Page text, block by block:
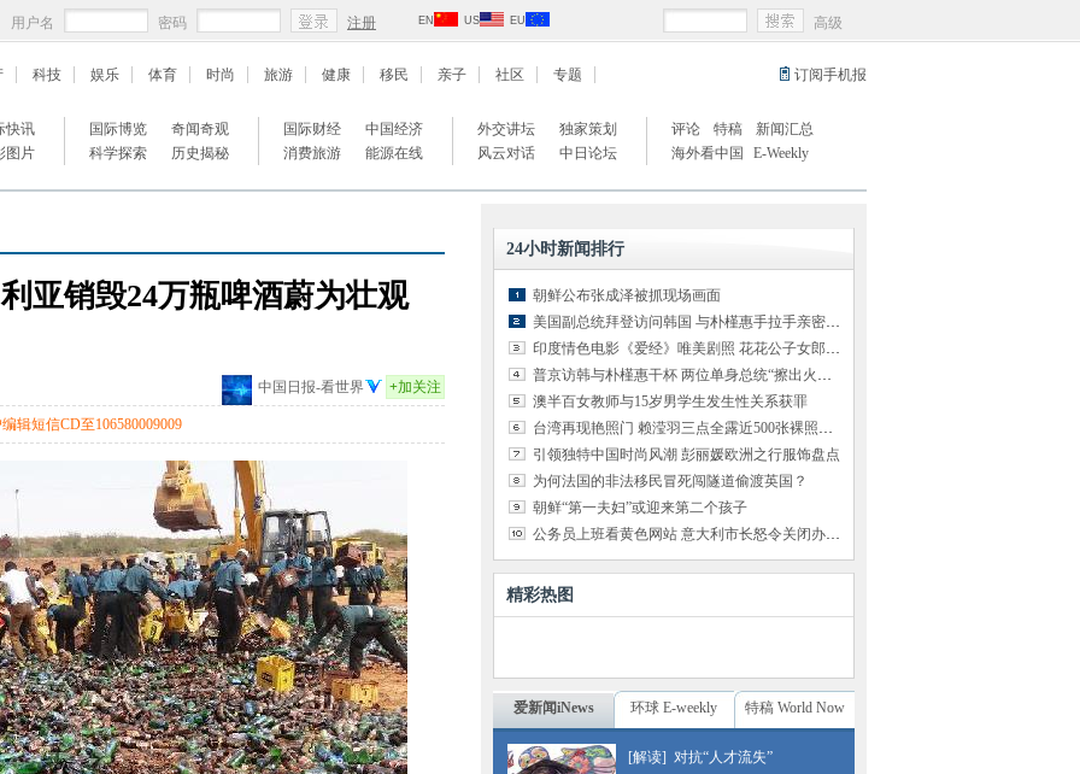
用户名 密码 注册 EN US EU 高级
订阅手机报
科技 娱乐 体育 时尚 旅游 健康 移民 亲子 社区 专题
快讯
图片
国际博览
奇闻奇观
科学探索
历史揭秘
国际财经
中国经济
消费旅游
能源在线
外交讲坛
独家策划
风云对话
中日论坛
评论 特稿
新闻汇总
海外看中国
E-Weekly
亚销毁24万瓶啤酒蔚为壮观
中国日报-看世界 +加关注
辑短信CD至106580009009
24小时新闻排行
朝鲜公布张成泽被抓现场画面
美国副总统拜登访问韩国 与朴槿惠手拉手亲密交谈
印度情色电影《爱经》唯美剧照 花花公子女郎出演
普京访韩与朴槿惠干杯 两位单身总统“擦出火花”（组图）
澳半百女教师与15岁男学生发生性关系获罪
台湾再现艳照门 赖滢羽三点全露近500张裸照外泄
引领独特中国时尚风潮 彭丽媛欧洲之行服饰盘点
为何法国的非法移民冒死闯隧道偷渡英国？
朝鲜“第一夫妇”或迎来第二个孩子
公务员上班看黄色网站 意大利市长怒令关闭办公室网络
精彩热图
爱新闻iNews 环球 E-weekly 特稿 World Now
[解读] 对抗“人才流失”